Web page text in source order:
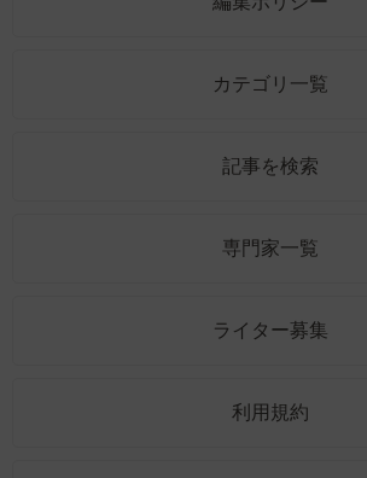
カテゴリ一覧
記事を検索
専門家一覧
ライター募集
利用規約